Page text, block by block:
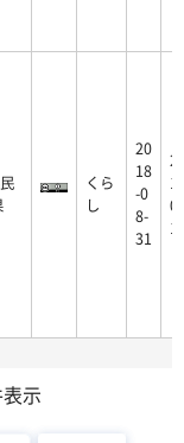
くら
し
20
18
-0
8-
31
示